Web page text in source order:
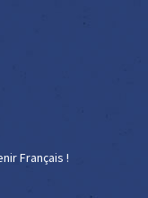
Français !